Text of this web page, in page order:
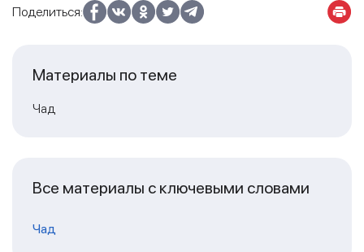
Поделиться:
Материалы по теме
Чад
Все материалы с ключевыми словами
Чад